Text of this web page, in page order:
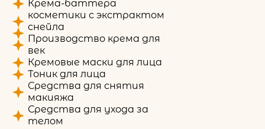
Крема-баттера
косметики с экстрактом
снейла
Производство крема для
век
Кремовые маски для лица
Тоник для лица
Средства для снятия
макияжа
Средства для ухода за
телом